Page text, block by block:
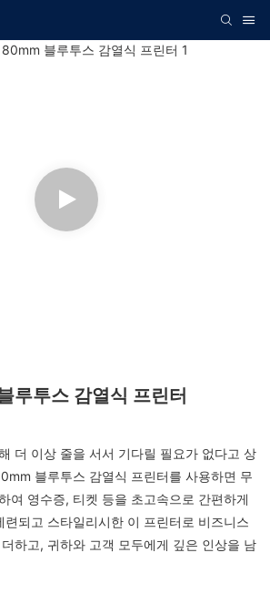
루투스 감열식 프린터
더 이상 줄을 서서 기다릴 필요가 없다고 상
블루투스 감열식 프린터를 사용하면 무
여 영수증, 티켓 등을 초고속으로 간편하게
련되고 스타일리시한 이 프린터로 비즈니스
하고, 귀하와 고객 모두에게 깊은 인상을 남